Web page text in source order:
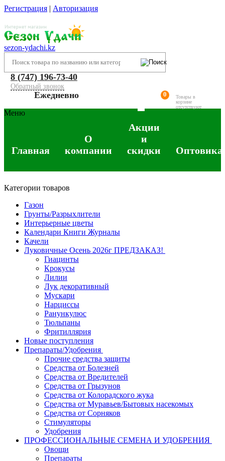
Регистрация | Авторизация
sezon-ydachi.kz
8 (747) 196-73-40
Обратный звонок
Ежедневно 0
Товары в
корзине
отсутствуют
Меню
Главная
О
компании
Акции
и
скидки
Категории товаров
Газон
Грунты/Разрыхлители
Интерьерные цветы
Календари Книги Журналы
Качели
Луковичные Осень 2026г ПРЕДЗАКАЗ!
Гиацинты
Крокусы
Лилии
Лук декоративный
Мускари
Нарциссы
Ранункулюс
Тюльпаны
Фритиллярия
Новые поступления
Препараты/Удобрения
Прочие средства защиты
Средства от Болезней
Средства от Вредителей
Средства от Грызунов
Средства от Колорадского жука
Средства от Муравьев/Бытовых насекомых
Средства от Сорняков
Стимуляторы
Удобрения
ПРОФЕССИОНАЛЬНЫЕ СЕМЕНА И УДОБРЕНИЯ
Овощи
Препараты